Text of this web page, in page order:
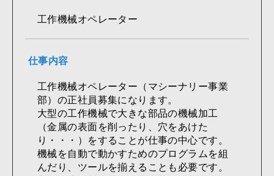
工作機械オペレーター
仕事内容
工作機械オペレーター（マシーナリー事業
部）の正社員募集になります。
大型の工作機械で大きな部品の機械加工
（金属の表面を削ったり、穴をあけた
り・・・）をすることが仕事の中心です。
機械を自動で動かすためのプログラムを組
んだり、ツールを揃えることも必要です。